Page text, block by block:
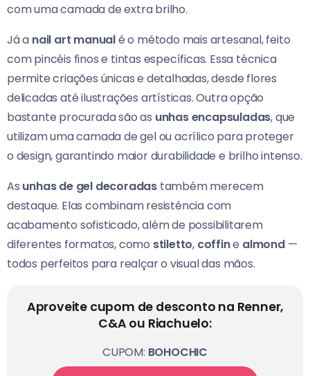
com uma camada de extra brilho.
Já a nail art manualé o método mais artesanal, feito
com pincéis finos e tintas específicas. Essa técnica
permite criações únicas e detalhadas, desde flores
delicadas até ilustrações artísticas. Outra opção
bastante procurada são as unhas encapsuladas, que
utilizam uma camada de gel ou acrílico para proteger
o design, garantindo maior durabilidade e brilho intenso.
As unhas de gel decoradas também merecem
destaque. Elas combinam resistência com
acabamento sofisticado, além de possibilitarem
diferentes formatos, como stiletto, coffine almond—
todos perfeitos para realçar o visual das mãos.
Aproveite cupom de desconto na Renner,
C&A ou Riachuelo:
CUPOM: BOHOCHIC